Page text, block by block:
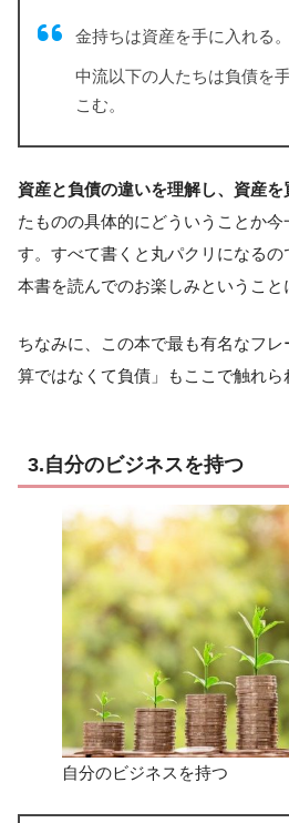
金持ちは資産を手に入れる。
中流以下の人たちは負債を
こむ。
資産と負債の違いを理解し、資産を
たものの具体的にどういうことか
す。すべて書くと丸パクリになる
本書を読んでのお楽しみということ
ちなみに、この本で最も有名なフ
算ではなくて負債」もここで触れら
3.自分のビジネスを持つ
自分のビジネスを持つ